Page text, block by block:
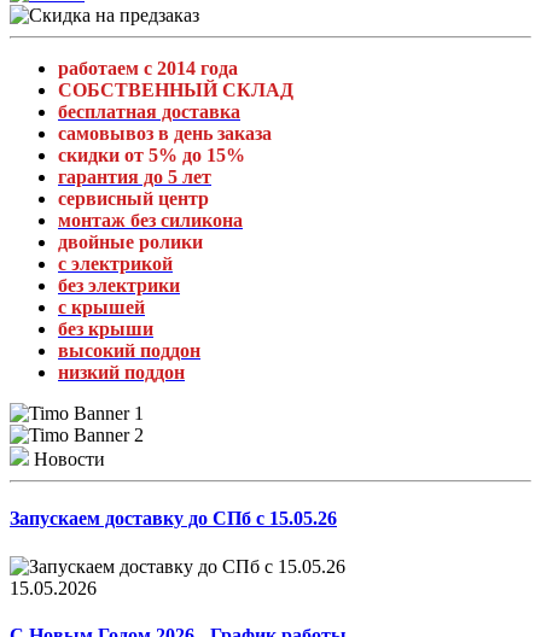
работаем с 2014 года
СОБСТВЕННЫЙ СКЛАД
бесплатная доставка
самовывоз в день заказа
скидки от 5% до 15%
гарантия до 5 лет
сервисный центр
монтаж без силикона
двойные ролики
с электрикой
без электрики
с крышей
без крыши
высокий поддон
низкий поддон
Новости
Запускаем доставку до СПб с 15.05.26
15.05.2026